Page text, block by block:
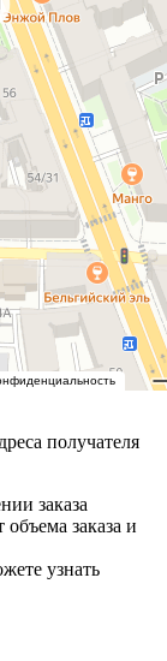
получателя
заказа
заказа и
узнать